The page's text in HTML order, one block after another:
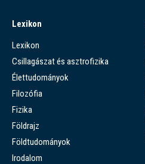
Lexikon
Lexikon
Csillagászat és asztrofizika
Élettudományok
Filozófia
Fizika
Földrajz
Földtudományok
Irodalom